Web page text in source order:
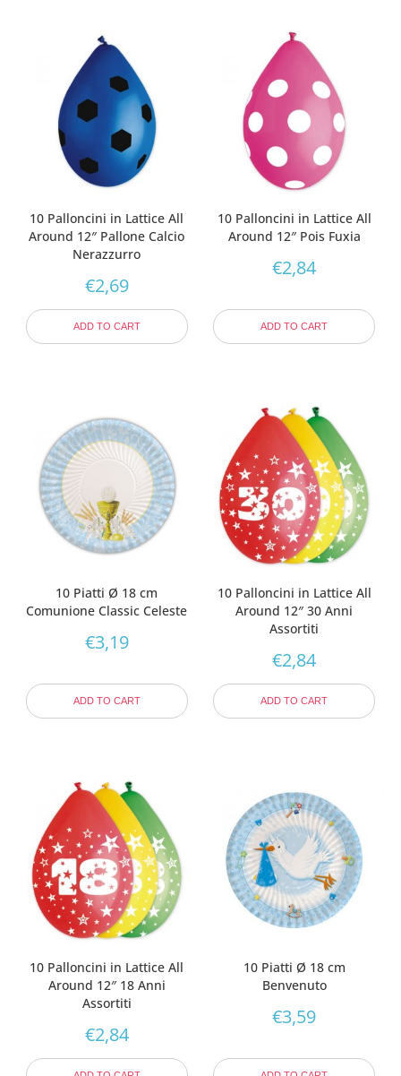
10 Palloncini in Lattice All
Around 12″ Pallone Calcio
Nerazzurro
€2,69
ADD TO CART
10 Palloncini in Lattice All
Around 12″ Pois Fuxia
€2,84
ADD TO CART
10 Piatti Ø 18 cm
Comunione Classic Celeste
€3,19
ADD TO CART
10 Palloncini in Lattice All
Around 12″ 30 Anni
Assortiti
€2,84
ADD TO CART
10 Palloncini in Lattice All
Around 12″ 18 Anni
Assortiti
€2,84
10 Piatti Ø 18 cm
Benvenuto
€3,59